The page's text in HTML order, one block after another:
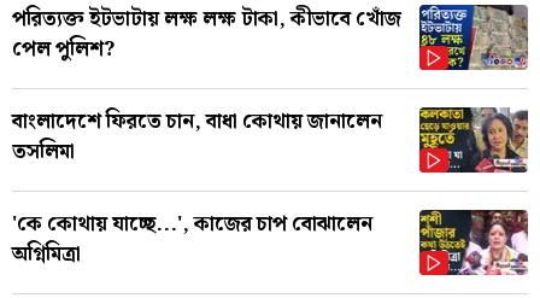
পরিত্যক্ত ইটভাটায় লক্ষ লক্ষ টাকা, কীভাবে খোঁজ
পেল পুলিশ?
বাংলাদেশে ফিরতে চান, বাধা কোথায় জানালেন
তসলিমা
'কে কোথায় যাচ্ছে...', কাজের চাপ বোঝালেন
অগ্নিমিত্রা